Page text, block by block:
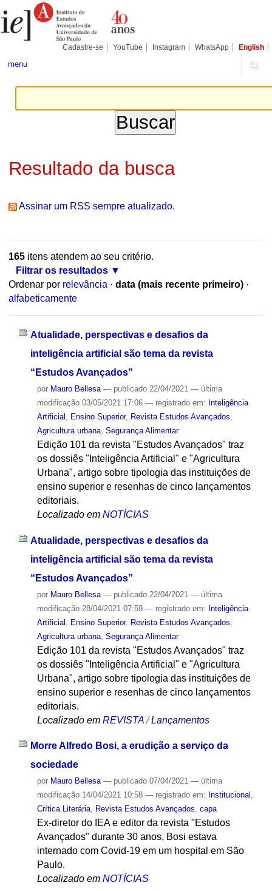
para
conteúdo.
Pessoais
Cadastre-se YouTube Instagram WhatsApp English
menu
Resultado da busca
Assinar um RSS sempre atualizado.
165itens atendem ao seu critério.
Filtrar os resultados
Ordenar por relevância · data (mais recente primeiro) ·
alfabeticamente
Atualidade, perspectivas e desafios da
inteligência artificial são tema da revista
“Estudos Avançados”
por Mauro Bellesa — publicado22/04/2021 — última
modificação03/05/2021 17:06 — registrado em: Inteligência
Artificial
Ensino Superior, Revista Estudos Avançados
Agricultura urbana, Segurança Alimentar
Edição 101 da revista "Estudos Avançados" traz
os dossiês "Inteligência Artificial" e "Agricultura
Urbana", artigo sobre tipologia das instituições de
ensino superior e resenhas de cinco lançamentos
editoriais.
Localizado em NOTÍCIAS
Atualidade, perspectivas e desafios da
inteligência artificial são tema da revista
“Estudos Avançados”
por Mauro Bellesa — publicado22/04/2021 — última
modificação28/04/2021 07:59 — registrado em: Inteligência
Artificial
Ensino Superior, Revista Estudos Avançados
Agricultura urbana, Segurança Alimentar
Edição 101 da revista "Estudos Avançados" traz
os dossiês "Inteligência Artificial" e "Agricultura
Urbana", artigo sobre tipologia das instituições de
ensino superior e resenhas de cinco lançamentos
editoriais.
Localizado em REVISTA /Lançamentos
Morre Alfredo Bosi, a erudição a serviço da
sociedade
por Mauro Bellesa — publicado07/04/2021 — última
modificação14/04/2021 10:58 — registrado em: Institucional ,
Crítica Literária, Revista Estudos Avançados, capa
Ex-diretor do IEA e editor da revista "Estudos
Avançados" durante 30 anos, Bosi estava
internado com Covid-19 em um hospital em São
Paulo.
Localizado em NOTÍCIAS